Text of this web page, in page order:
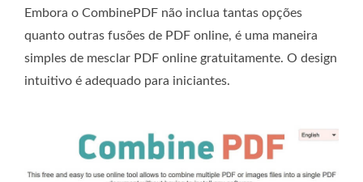
Embora o CombinePDF não inclua tantas opções
quanto outras fusões de PDF online, é uma maneira
simples de mesclar PDF online gratuitamente. O design
intuitivo é adequado para iniciantes.